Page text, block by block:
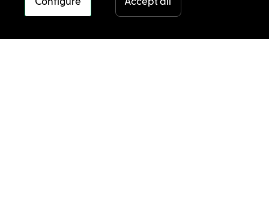
Configure Accept all